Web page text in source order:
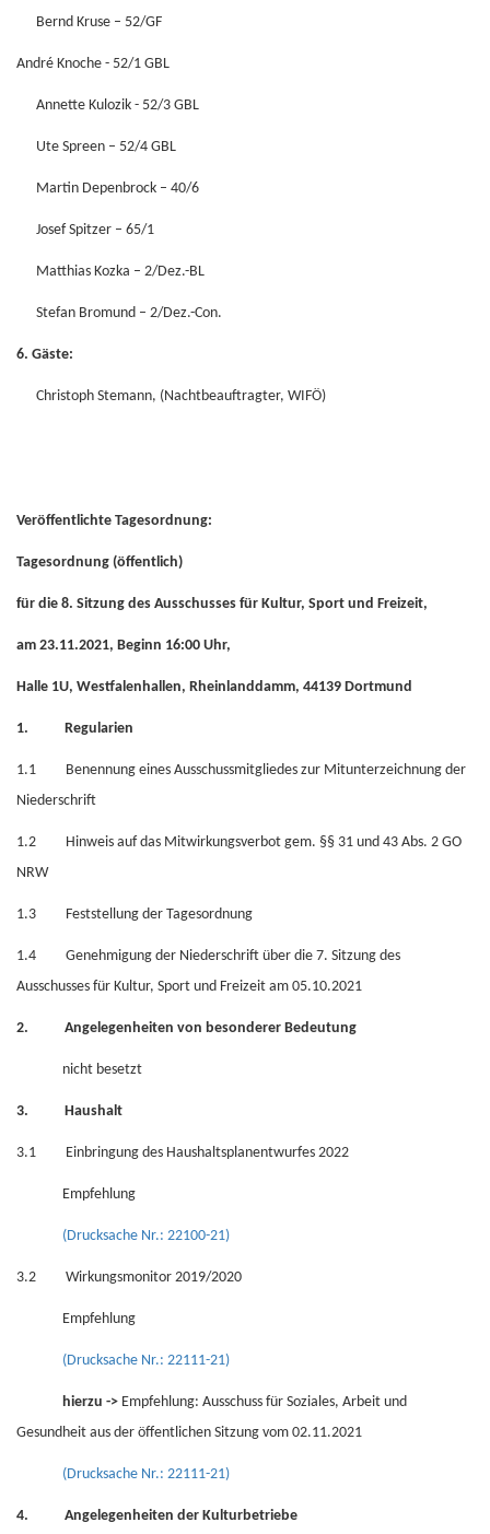
Bernd Kruse – 52/GF
André Knoche - 52/1 GBL
Annette Kulozik - 52/3 GBL
Ute Spreen – 52/4 GBL
Martin Depenbrock – 40/6
Josef Spitzer – 65/1
Matthias Kozka – 2/Dez.-BL
Stefan Bromund – 2/Dez.-Con.
6. Gäste:
Christoph Stemann, (Nachtbeauftragter, WIFÖ)
Veröffentlichte Tagesordnung:
Tagesordnung (öffentlich)
für die 8. Sitzung des Ausschusses für Kultur, Sport und Freizeit,
am 23.11.2021, Beginn 16:00 Uhr,
Halle 1U, Westfalenhallen, Rheinlanddamm, 44139 Dortmund
1. Regularien
1.1 Benennung eines Ausschussmitgliedes zur Mitunterzeichnung der
Niederschrift
1.2 Hinweis auf das Mitwirkungsverbot gem. §§ 31 und 43 Abs. 2 GO
NRW
1.3 Feststellung der Tagesordnung
1.4 Genehmigung der Niederschrift über die 7. Sitzung des
Ausschusses für Kultur, Sport und Freizeit am 05.10.2021
2. Angelegenheiten von besonderer Bedeutung
nicht besetzt
3. Haushalt
3.1 Einbringung des Haushaltsplanentwurfes 2022
Empfehlung
(Drucksache Nr.: 22100-21)
3.2 Wirkungsmonitor 2019/2020
Empfehlung
(Drucksache Nr.: 22111-21)
hierzu -> Empfehlung: Ausschuss für Soziales, Arbeit und
Gesundheit aus der öffentlichen Sitzung vom 02.11.2021
(Drucksache Nr.: 22111-21)
4. Angelegenheiten der Kulturbetriebe